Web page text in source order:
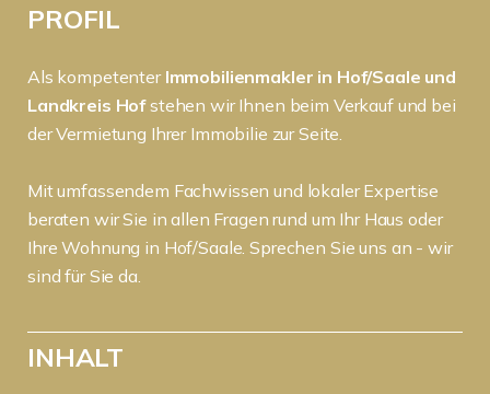
PROFIL
Als kompetenter Immobilienmakler in Hof/Saale und
Landkreis Hofstehen wir Ihnen beim Verkauf und bei
der Vermietung Ihrer Immobilie zur Seite.
Mit umfassendem Fachwissen und lokaler Expertise
beraten wir Sie in allen Fragen rund um Ihr Haus oder
Ihre Wohnung in Hof/Saale. Sprechen Sie uns an - wir
sind für Sie da.
INHALT